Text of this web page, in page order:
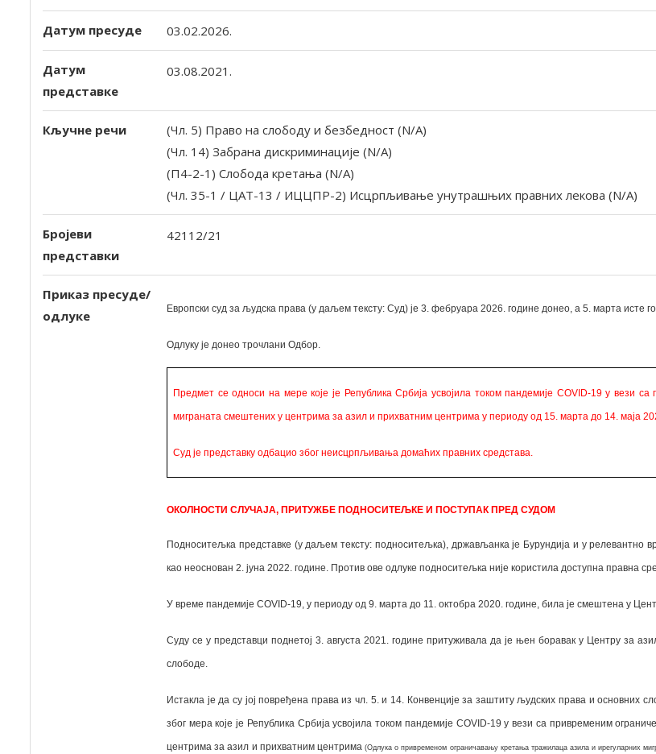
Датум пресуде 03.02.2026.
Датум
представке
03.08.2021.
Кључне речи
(Чл. 5) Право на слободу и безбедност (N/A)
(Чл. 14) Забрана дискриминације (N/A)
(П4-2-1) Слобода кретања (N/A)
(Чл. 35-1 / ЦАТ-13 / ИЦЦПР-2) Исцрпљивање унутрашњих правних лекова (N/A)
Бројеви
представки
42112/21
Приказ пресуде/
одлуке
Европски суд за људска права (у даљем тексту: Суд) је 3. фебруара 2026. године донео, а 5. марта исте
Одлуку је донео трочлани Одбор.
Предмет се односи на мере које је Република Србија усвојила током пандемије COVID-19 у вези
миграната смештених у центрима за азил и прихватним центрима у периоду од 15. марта до 14. маја
Суд је представку одбацио због неисцрпљивања домаћих правних средстава.
ОКОЛНОСТИ СЛУЧАЈА, ПРИТУЖБЕ ПОДНОСИТЕЉКЕ И ПОСТУПАК ПРЕД СУДОМ
Подноситељка представке (у даљем тексту: подноситељка), држављанка је Бурундија и у релевантно
као неоснован 2. јуна 2022. године. Против ове одлуке подноситељка није користила доступна правна
У време пандемије COVID-19, у периоду од 9. марта до 11. октобра 2020. године, била је смештена у
Суду се у представци поднетој 3. августа 2021. године притуживала да је њен боравак у Центру за
слободе.
Истакла је да су јој повређена права из чл. 5. и 14. Конвенције за заштиту људских права и основних
због мера које је Република Србија усвојила током пандемије COVID-19 у вези са привременим
центрима за азил и прихватним центрима (Одлука о привременом ограничавању кретања тражилаца азила и ирегуларних